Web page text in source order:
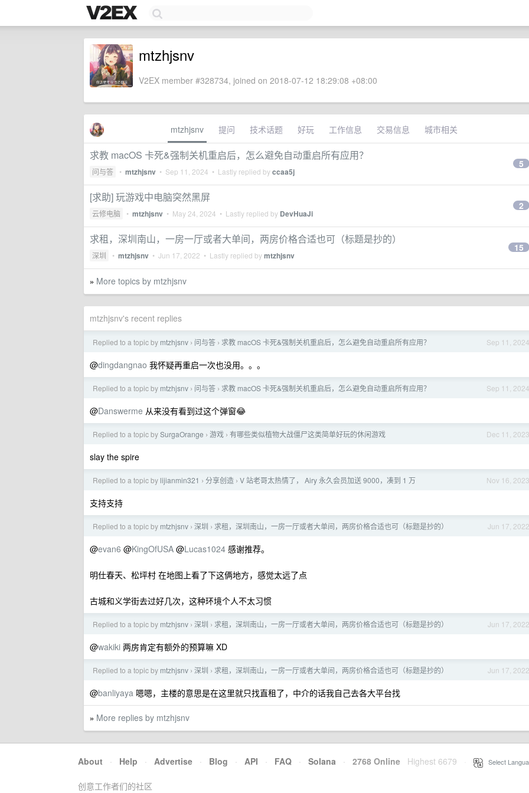
mtzhjsnv
V2EX member #328734, joined on 2018-07-12 18:29:08 +08:00
mtzhjsnv 提问 技术话题 好玩 工作信息 交易信息 城市相关
求教 macOS 卡死&强制关机重启后，怎么避免自动重启所有应用？
问与答 • mtzhjsnv • Sep 11, 2024 • Lastly replied byccaa5j
5
[求助] 玩游戏中电脑突然黑屏
云修电脑 • mtzhjsnv • May 24, 2024 • Lastly replied by DevHuaJi
2
求租，深圳南山，一房一厅或者大单间，两房价格合适也可（标题是抄的）
深圳 • mtzhjsnv • Jun 17, 2022 • Lastly replied bymtzhjsnv
15
» More topics by mtzhjsnv
mtzhjsnv's recent replies
Sep 11, 2024
Replied to a topic by mtzhjsnv › 问与答 › 求教 macOS 卡死&强制关机重启后，怎么避免自动重启所有应用？
@dingdangnao 我怀疑再重启一次也没用。。。
Sep 11, 2024
Replied to a topic by mtzhjsnv › 问与答 › 求教 macOS 卡死&强制关机重启后，怎么避免自动重启所有应用？
@Danswerme 从来没有看到过这个弹窗😂
Dec 11, 2023
Replied to a topic bySurgaOrange › 游戏 › 有哪些类似植物大战僵尸这类简单好玩的休闲游戏
slay the spire
Nov 16, 2023
Replied to a topic by lijianmin321 › 分享创造 › V 站老哥太热情了， Airy 永久会员加送 9000，凑到 1 万
支持支持
Jun 17, 2022
Replied to a topic by mtzhjsnv › 深圳 › 求租，深圳南山，一房一厅或者大单间，两房价格合适也可（标题是抄的）
@evan6 @KingOfUSA @Lucas1024 感谢推荐。
明仕春天、松坪村 在地图上看了下这俩地方，感觉太远了点
古城和义学街去过好几次，这种环境个人不太习惯
Jun 17, 2022
Replied to a topic by mtzhjsnv › 深圳 › 求租，深圳南山，一房一厅或者大单间，两房价格合适也可（标题是抄的）
@wakiki 两房肯定有额外的预算嘛 XD
Jun 17, 2022
Replied to a topic by mtzhjsnv › 深圳 › 求租，深圳南山，一房一厅或者大单间，两房价格合适也可（标题是抄的）
@banliyaya 嗯嗯，主楼的意思是在这里就只找直租了，中介的话我自己去各大平台找
» More replies by mtzhjsnv
About · Help · Advertise · Blog · API · FAQ · Solana · 2768 Online Highest 6679 Select
创意工作者们的社区